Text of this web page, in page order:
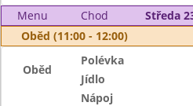
Menu
Chod
Středa
Oběd (11:00 - 12:00)
Oběd
Polévka
Jídlo
Nápoj